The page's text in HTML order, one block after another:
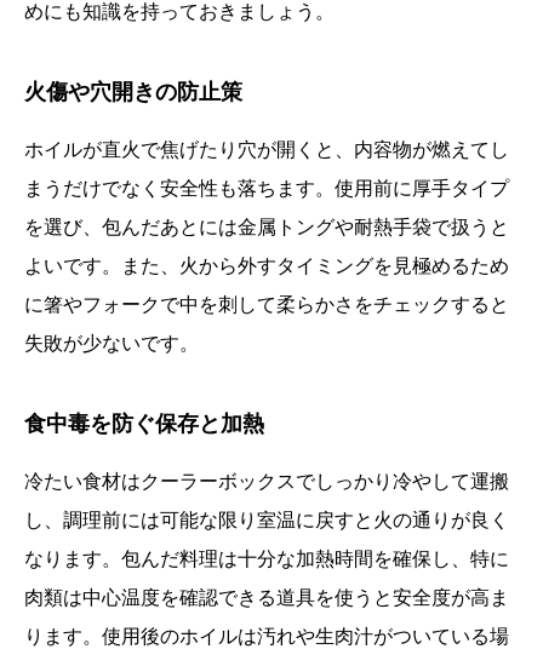
めにも知識を持っておきましょう。
火傷や穴開きの防止策
ホイルが直火で焦げたり穴が開くと、内容物が燃えてし
まうだけでなく安全性も落ちます。使用前に厚手タイプ
を選び、包んだあとには金属トングや耐熱手袋で扱うと
よいです。また、火から外すタイミングを見極めるため
に箸やフォークで中を刺して柔らかさをチェックすると
失敗が少ないです。
食中毒を防ぐ保存と加熱
冷たい食材はクーラーボックスでしっかり冷やして運搬
し、調理前には可能な限り室温に戻すと火の通りが良く
なります。包んだ料理は十分な加熱時間を確保し、特に
肉類は中心温度を確認できる道具を使うと安全度が高ま
ります。使用後のホイルは汚れや生肉汁がついている場